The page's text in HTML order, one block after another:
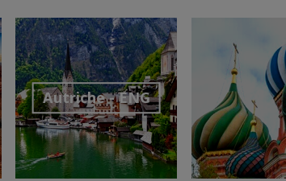
Autriche - ENG